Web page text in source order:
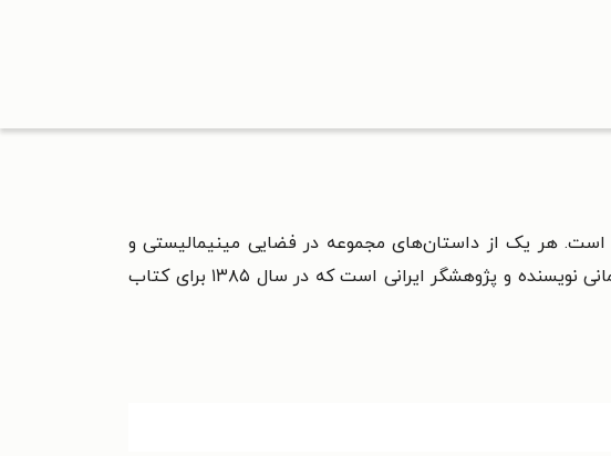
هر یک از داستان‌های مجموعه در فضایی مینیمالیستی و
آمیخته با طنز یا اندوه، احساسات مخاطب را درگیر زندگی و عواطف انسانی قرار می‌دهد. بلقیس سلیمانی نویسنده و پژوهشگر ایرانی است که در سال ۱۳۸۵ برای کتاب